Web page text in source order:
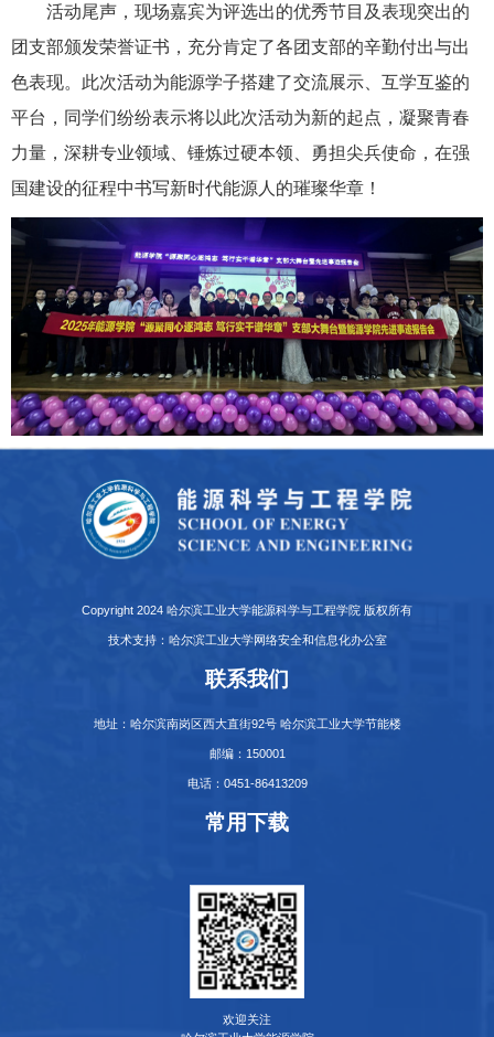
活动尾声 ， 现场嘉宾为评选出的优秀节目 及表现突出的
团支部颁发荣誉证书，充分肯定了各团支部的辛勤付出与出
色表现。 此次活动为能源学子搭建了交流展示、互学互鉴的
平台， 同学们纷纷表示将以此次活动为新的起点，凝聚青春
力量， 深耕专业领域 、锤炼过硬本领 勇担尖兵使命 ，在强
国建设的征程中书写新时代能源人的璀璨华章！
Copyright 2024 哈尔滨工业大学能源科学与工程学院 版权所有
技术支持：哈尔滨工业大学网络安全和信息化办公室
联系我们
地址：哈尔滨南岗区西大直街92号 哈尔滨工业大学节能楼
邮编：150001
电话：0451-86413209
常用下载
欢迎关注